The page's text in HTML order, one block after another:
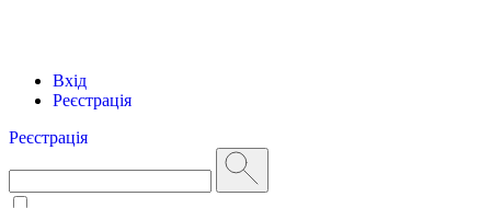
Вхід
Реєстрація
Реєстрація